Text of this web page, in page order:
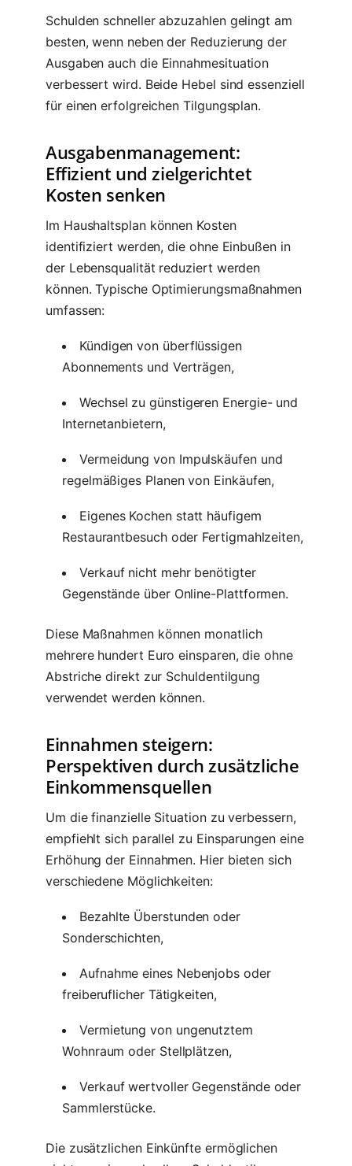
Schulden schneller abzuzahlen gelingt am
besten, wenn neben der Reduzierung der
Ausgaben auch die Einnahmesituation
verbessert wird. Beide Hebel sind essenziell
für einen erfolgreichen Tilgungsplan.
Ausgabenmanagement:
Effizient und zielgerichtet
Kosten senken
Im Haushaltsplan können Kosten
identifiziert werden, die ohne Einbußen in
der Lebensqualität reduziert werden
können. Typische Optimierungsmaßnahmen
umfassen:
Kündigen von überflüssigen
Abonnements und Verträgen,
Wechsel zu günstigeren Energie- und
Internetanbietern,
Vermeidung von Impulskäufen und
regelmäßiges Planen von Einkäufen,
Eigenes Kochen statt häufigem
Restaurantbesuch oder Fertigmahlzeiten,
Verkauf nicht mehr benötigter
Gegenstände über Online-Plattformen.
Diese Maßnahmen können monatlich
mehrere hundert Euro einsparen, die ohne
Abstriche direkt zur Schuldentilgung
verwendet werden können.
Einnahmen steigern:
Perspektiven durch zusätzliche
Einkommensquellen
Um die finanzielle Situation zu verbessern,
empfiehlt sich parallel zu Einsparungen eine
Erhöhung der Einnahmen. Hier bieten sich
verschiedene Möglichkeiten:
Bezahlte Überstunden oder
Sonderschichten,
Aufnahme eines Nebenjobs oder
freiberuflicher Tätigkeiten,
Vermietung von ungenutztem
Wohnraum oder Stellplätzen,
Verkauf wertvoller Gegenstände oder
Sammlerstücke.
Die zusätzlichen Einkünfte ermöglichen